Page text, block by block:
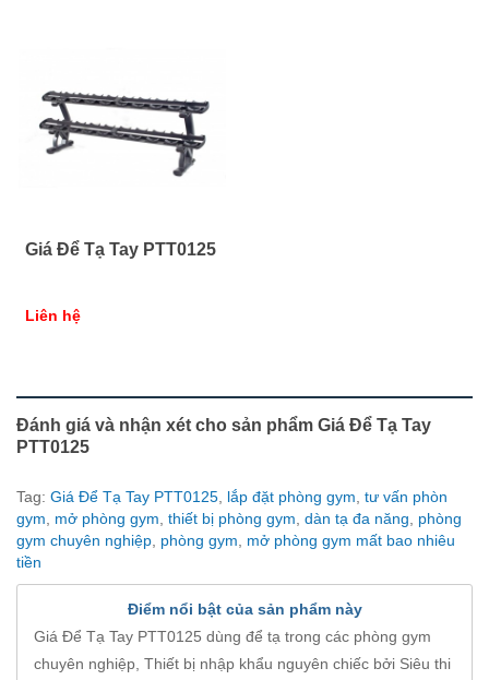
Giá Để Tạ Tay PTT0125
Liên hệ
Đánh giá và nhận xét cho sản phẩm Giá Để Tạ Tay
PTT0125
Tag: Giá Để Tạ Tay PTT0125 lắp đặt phòng gym tư vấn phòn
gym
mở phòng gym thiết bị phòng gym dàn tạ đa năng
phòng
gym chuyên nghiệp phòng gym
mở phòng gym mất bao nhiêu
tiền
Điểm nổi bật của sản phẩm này
Giá Để Tạ Tay PTT0125 dùng để tạ trong các phòng gym
chuyên nghiệp, Thiết bị nhập khẩu nguyên chiếc bởi Siêu thi